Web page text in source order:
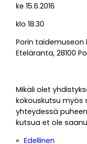
ke 15.6.2016
klo 18.30
Porin taidemuseon
Eteläranta, 28100
Mikäli olet
kokouskutsu myös
yhteydessä
kutsua et ole
« Edellinen